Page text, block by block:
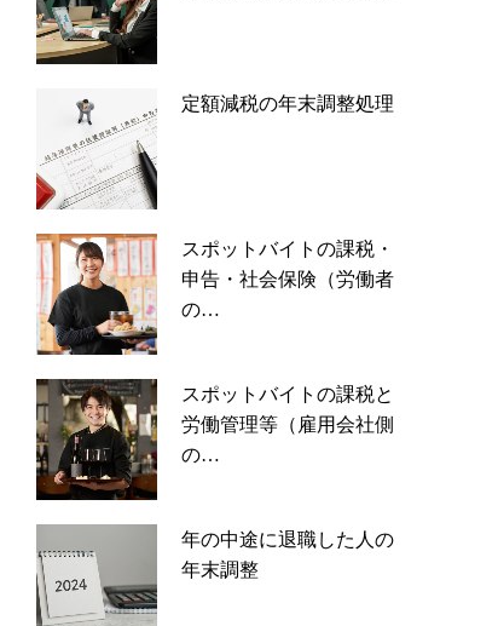
定額減税の年末調整処理
スポットバイトの課税・
申告・社会保険（労働者
の…
スポットバイトの課税と
労働管理等（雇用会社側
の…
年の中途に退職した人の
年末調整